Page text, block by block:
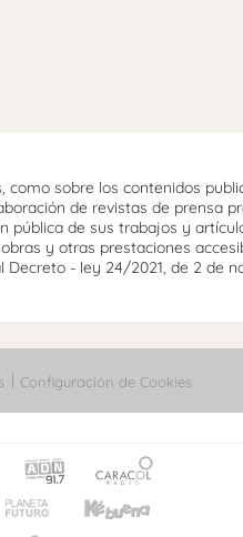
sobre los contenidos
de revistas de prensa
pública de sus trabajos y
y otras prestaciones
- ley 24/2021, de 2 de
Configuración de Cookies